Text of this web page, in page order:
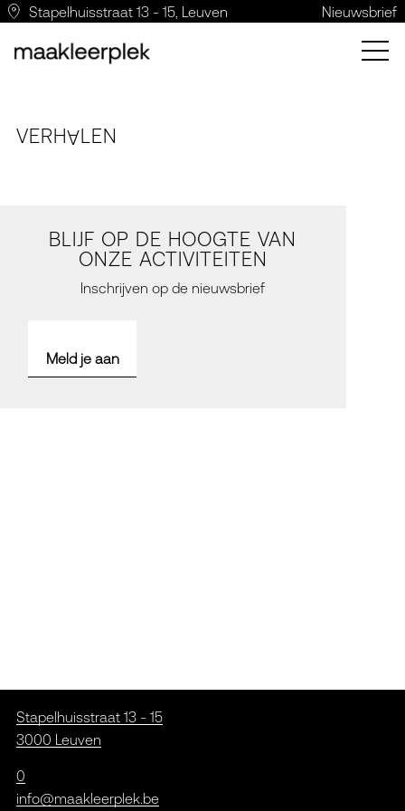
Stapelhuisstraat 13 - 15, Leuven Nieuwsbrief
VERHALEN
BLIJF OP DE HOOGTE VAN
ONZE ACTIVITEITEN
Inschrijven op de nieuwsbrief
Meld je aan
Stapelhuisstraat 13 - 15
3000 Leuven
0
info@maakleerplek.be